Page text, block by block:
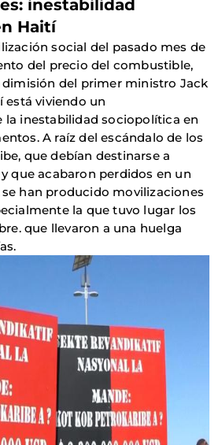
inestabilidad
Haití
social del pasado mes de
del precio del combustible,
dimisión del primer ministro Jack
está viviendo un
la inestabilidad sociopolítica en
A raíz del escándalo de los
que debían destinarse a
que acabaron perdidos en un
han producido movilizaciones
la que tuvo lugar los
que llevaron a una huelga